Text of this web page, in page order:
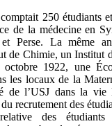
250 étudiants
de la médecine en
Perse. La même
de Chimie, un Institut
1922, une
les locaux de la
de l’USJ dans la vie
recrutement des
des étudiants